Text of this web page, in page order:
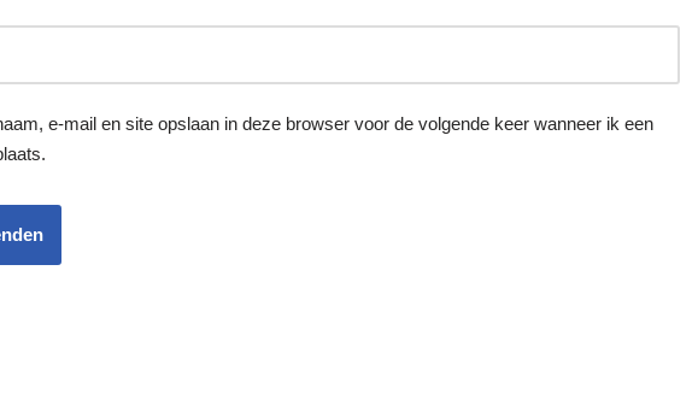
e-mail en site opslaan in deze browser voor de volgende keer wanneer ik een